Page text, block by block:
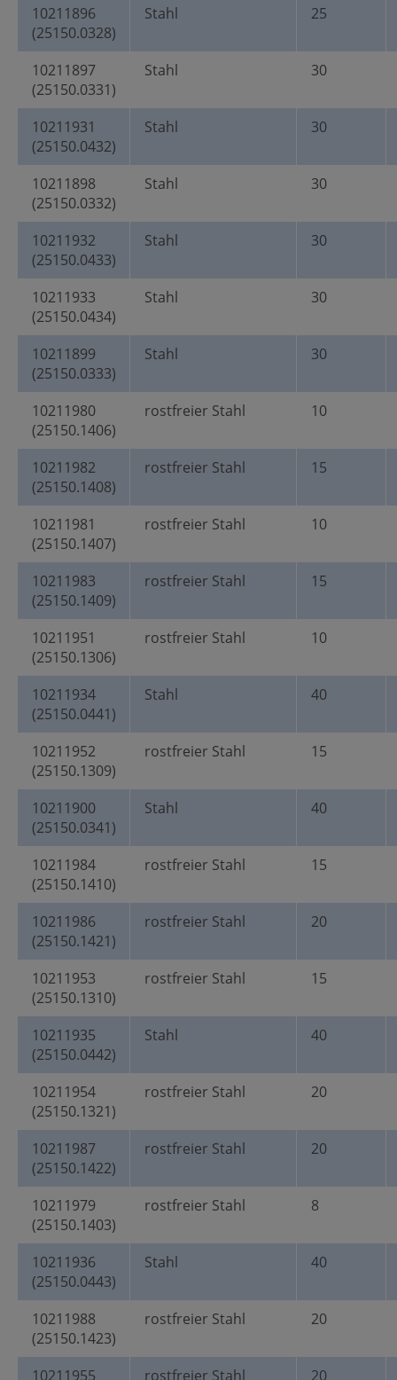
10211896
(25150.0328)
Stahl 25
10211897
(25150.0331)
Stahl 30
10211931
(25150.0432)
Stahl 30
10211898
(25150.0332)
Stahl 30
10211932
(25150.0433)
Stahl 30
10211933
(25150.0434)
Stahl 30
10211899
(25150.0333)
Stahl 30
10211980
(25150.1406)
rostfreier Stahl 10
10211982
(25150.1408)
rostfreier Stahl 15
10211981
(25150.1407)
rostfreier Stahl 10
10211983
(25150.1409)
rostfreier Stahl 15
10211951
(25150.1306)
rostfreier Stahl 10
10211934
(25150.0441)
Stahl 40
10211952
(25150.1309)
rostfreier Stahl 15
10211900
(25150.0341)
Stahl 40
10211984
(25150.1410)
rostfreier Stahl 15
10211986
(25150.1421)
rostfreier Stahl 20
10211953
(25150.1310)
rostfreier Stahl 15
10211935
(25150.0442)
Stahl 40
10211954
(25150.1321)
rostfreier Stahl 20
10211987
(25150.1422)
rostfreier Stahl 20
10211979
(25150.1403)
rostfreier Stahl 8
10211936
(25150.0443)
Stahl 40
10211988
(25150.1423)
rostfreier Stahl 20
10211955 rostfreier Stahl 20